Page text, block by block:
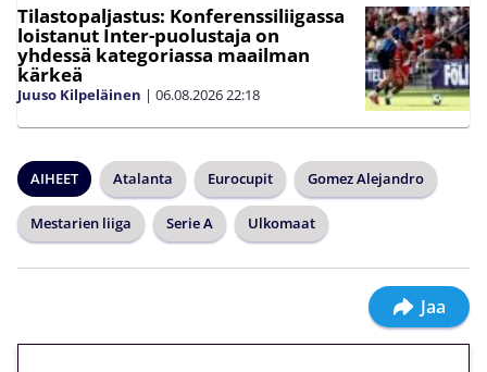
Tilastopaljastus: Konferenssiliigassa
loistanut Inter-puolustaja on
yhdessä kategoriassa maailman
kärkeä
Juuso Kilpeläinen | 06.08.2026 22:18
AIHEET Atalanta Eurocupit Gomez Alejandro
Mestarien liiga Serie A Ulkomaat
Jaa